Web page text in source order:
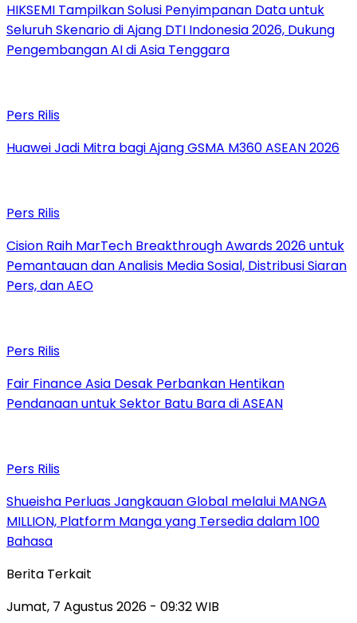
HIKSEMI Tampilkan Solusi Penyimpanan Data untuk
Seluruh Skenario di Ajang DTI Indonesia 2026, Dukung
Pengembangan AI di Asia Tenggara
Pers Rilis
Huawei Jadi Mitra bagi Ajang GSMA M360 ASEAN 2026
Pers Rilis
Cision Raih MarTech Breakthrough Awards 2026 untuk
Pemantauan dan Analisis Media Sosial, Distribusi Siaran
Pers, dan AEO
Pers Rilis
Fair Finance Asia Desak Perbankan Hentikan
Pendanaan untuk Sektor Batu Bara di ASEAN
Pers Rilis
Shueisha Perluas Jangkauan Global melalui MANGA
MILLION, Platform Manga yang Tersedia dalam 100
Bahasa
Berita Terkait
Jumat, 7 Agustus 2026 - 09:32 WIB